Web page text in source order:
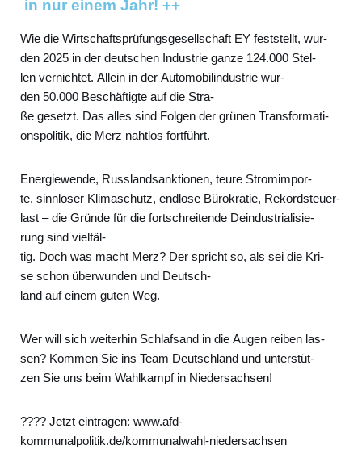
in nur einem Jahr! ++
Wie die Wirt­schafts­prü­fungs­ge­sell­schaft EY fest­stellt, wur­
den 2025 in der deut­schen Indus­trie gan­ze 124.000 Stel­
len ver­nich­tet. Allein in der Auto­mo­bil­in­dus­trie wur­
den 50.000 Beschäf­tig­te auf die Stra­
ße gesetzt. Das alles sind Fol­gen der grü­nen Trans­for­ma­ti­
ons­po­li­tik, die Merz naht­los fort­führt.
Ener­gie­wen­de, Russ­land­sank­tio­nen, teu­re Strom­im­por­
te, sinn­lo­ser Kli­ma­schutz, end­lo­se Büro­kra­tie, Rekord­steu­er­
last – die Grün­de für die fort­schrei­ten­de Deindus­tria­li­sie­
rung sind viel­fäl­
tig. Doch was macht Merz? Der spricht so, als sei die Kri­
se schon über­wun­den und Deutsch­
land auf einem guten Weg.
Wer will sich wei­ter­hin Schlaf­sand in die Augen rei­ben las­
sen? Kom­men Sie ins Team Deutsch­land und unter­stüt­
zen Sie uns beim Wahl­kampf in Nie­der­sach­sen!
???? Jetzt ein­tra­gen: www.afd-
kommunalpolitik.de/kommunalwahl-niedersachsen